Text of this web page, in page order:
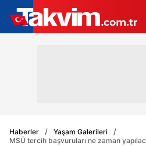
Haberler
Yaşam Galerileri
MSÜ tercih başvuruları ne zaman